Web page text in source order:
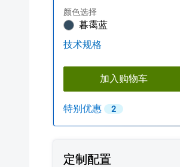
颜色选择
暮霭蓝
技术规格
加入购物车
特别优惠 2
定制配置